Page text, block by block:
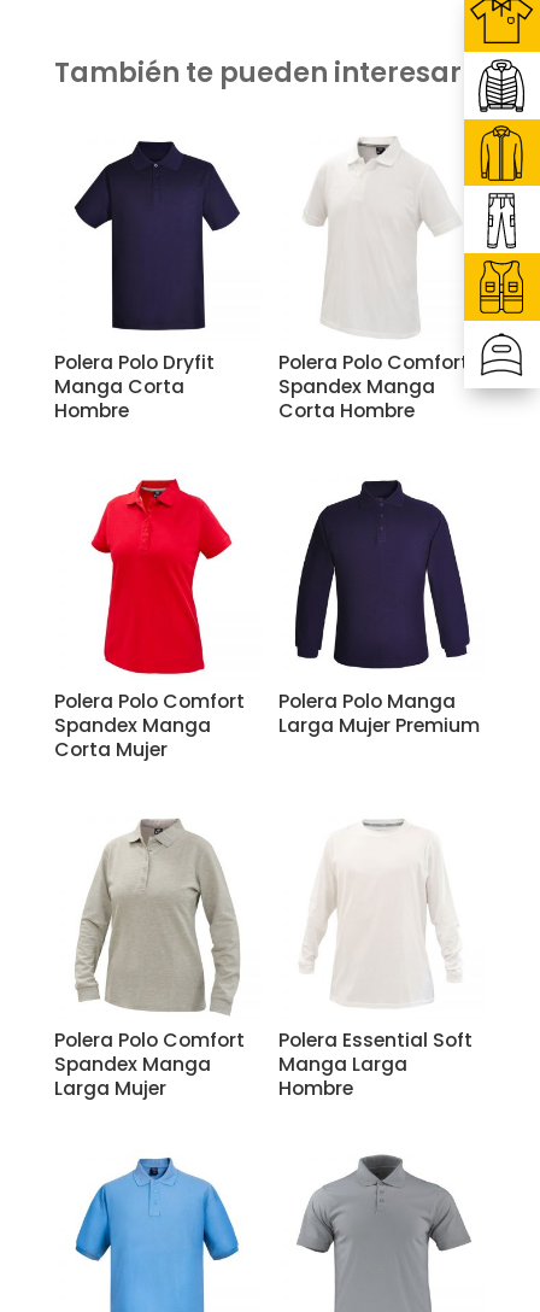
También te pueden interesar
Related products
Polera Polo Dryfit
Manga Corta
Hombre
Polera Polo Comfort
Spandex Manga
Corta Hombre
Polera Polo Comfort
Spandex Manga
Corta Mujer
Polera Polo Manga
Larga Mujer Premium
Polera Polo Comfort
Spandex Manga
Larga Mujer
Polera Essential Soft
Manga Larga
Hombre